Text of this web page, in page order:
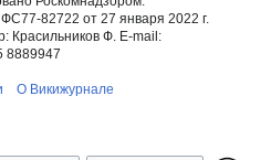
82722 от 27 января 2022 г.
Красильников Ф. E-mail:
8889947
О Викижурнале